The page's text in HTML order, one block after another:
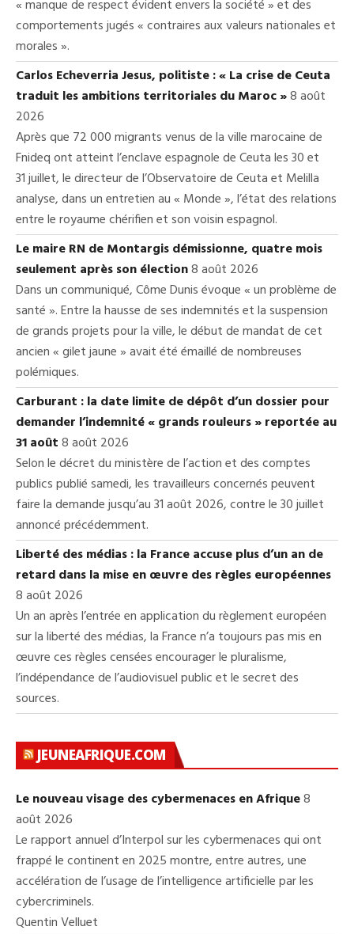
« manque de respect évident envers la société » et des
comportements jugés « contraires aux valeurs nationales et
morales ».
Carlos Echeverria Jesus, politiste : « La crise de Ceuta
traduit les ambitions territoriales du Maroc »8 août
2026
Après que 72 000 migrants venus de la ville marocaine de
Fnideq ont atteint l’enclave espagnole de Ceuta les 30 et
31 juillet, le directeur de l’Observatoire de Ceuta et Melilla
analyse, dans un entretien au « Monde », l’état des relations
entre le royaume chérifien et son voisin espagnol.
Le maire RN de Montargis démissionne, quatre mois
seulement après son élection8 août 2026
Dans un communiqué, Côme Dunis évoque « un problème de
santé ». Entre la hausse de ses indemnités et la suspension
de grands projets pour la ville, le début de mandat de cet
ancien « gilet jaune » avait été émaillé de nombreuses
polémiques.
Carburant : la date limite de dépôt d’un dossier pour
demander l’indemnité « grands rouleurs » reportée au
31 août8 août 2026
Selon le décret du ministère de l’action et des comptes
publics publié samedi, les travailleurs concernés peuvent
faire la demande jusqu’au 31 août 2026, contre le 30 juillet
annoncé précédemment.
Liberté des médias : la France accuse plus d’un an de
retard dans la mise en œuvre des règles européennes
8 août 2026
Un an après l’entrée en application du règlement européen
sur la liberté des médias, la France n’a toujours pas mis en
œuvre ces règles censées encourager le pluralisme,
l’indépendance de l’audiovisuel public et le secret des
sources.
JEUNEAFRIQUE.COM
Le nouveau visage des cybermenaces en Afrique8
août 2026
Le rapport annuel d’Interpol sur les cybermenaces qui ont
frappé le continent en 2025 montre, entre autres, une
accélération de l’usage de l’intelligence artificielle par les
cybercriminels.
Quentin Velluet